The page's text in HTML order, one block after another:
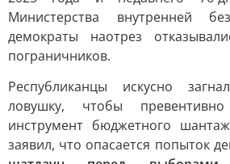
Министерства внутренней
демократы наотрез
пограничников.
Республиканцы искусно
ловушку, чтобы
инструмент бюджетного
заявил, что опасается попыток